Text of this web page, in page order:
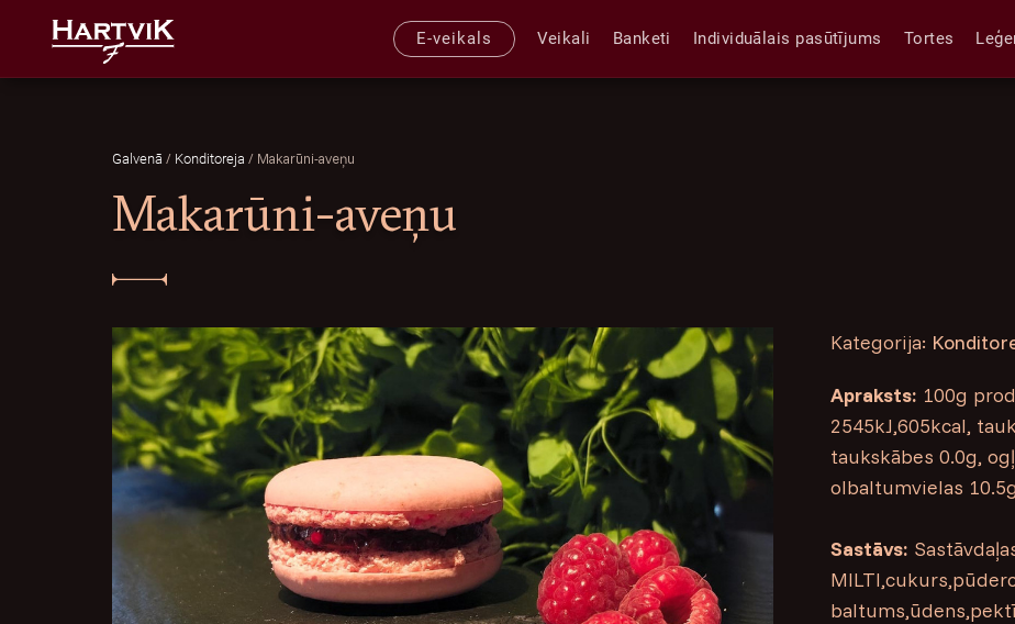
E-veikals Veikali Banketi Individuālais pasūtījums Tortes
Galvenā / Konditoreja / Makarūni-aveņu
Makarūni-aveņu
Kategorija:
Apraksts: 100g
2545kJ,605kcal,
taukskābes 0.0g,
olbaltumvielas
Sastāvs: